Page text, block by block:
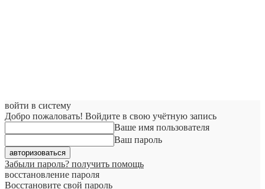
войти в систему
Добро пожаловать! Войдите в свою учётную запись
Ваше имя пользователя
Ваш пароль
Забыли пароль? получить помощь
восстановление пароля
Восстановите свой пароль